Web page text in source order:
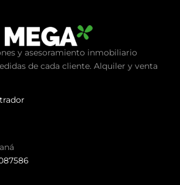
y asesoramiento inmobiliario
de cada cliente. Alquiler y venta